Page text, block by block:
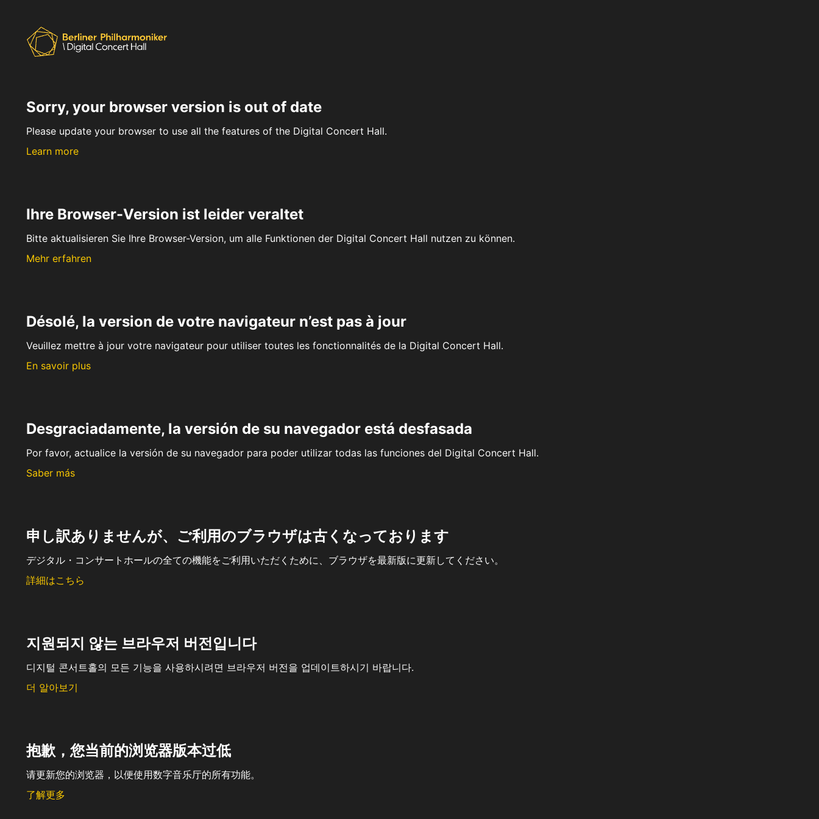
Sorry, your browser version is out of date
Please update your browser to use all the features of the Digital Concert Hall.
Learn more
Ihre Browser-Version ist leider veraltet
Bitte aktualisieren Sie Ihre Browser-Version, um alle Funktionen der Digital Concert Hall nutzen zu können.
Mehr erfahren
Désolé, la version de votre navigateur n’est pas à jour
Veuillez mettre à jour votre navigateur pour utiliser toutes les fonctionnalités de la Digital Concert Hall.
En savoir plus
Desgraciadamente, la versión de su navegador está desfasada
Por favor, actualice la versión de su navegador para poder utilizar todas las funciones del Digital Concert Hall.
Saber más
申し訳ありませんが、ご利用のブラウザは古くなっております
デジタル・コンサートホールの全ての機能をご利用いただくために、ブラウザを最新版に更新してください。
詳細はこちら
지원되지 않는 브라우저 버전입니다
디지털 콘서트홀의 모든 기능을 사용하시려면 브라우저 버전을 업데이트하시기 바랍니다.
더 알아보기
抱歉，您当前的浏览器版本过低
请更新您的浏览器，以便使用数字音乐厅的所有功能。
了解更多